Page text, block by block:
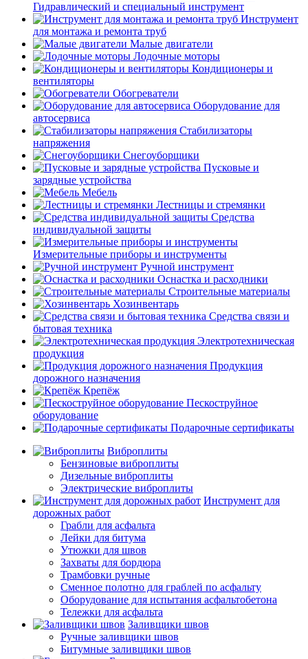
Гидравлический и специальный инструмент
Инструмент
для монтажа и ремонта труб
Малые двигатели
Лодочные моторы
Кондиционеры и
вентиляторы
Обогреватели
Оборудование для
автосервиса
Стабилизаторы
напряжения
Снегоуборщики
Пусковые и
зарядные устройства
Мебель
Лестницы и стремянки
Средства
индивидуальной защиты
Измерительные приборы и инструменты
Ручной инструмент
Оснастка и расходники
Строительные материалы
Хозинвентарь
Средства связи и
бытовая техника
Электротехническая
продукция
Продукция
дорожного назначения
Крепёж
Пескоструйное
оборудование
Подарочные сертификаты
Виброплиты
Бензиновые виброплиты
Дизельные виброплиты
Электрические виброплиты
Инструмент для
дорожных работ
Грабли для асфальта
Лейки для битума
Утюжки для швов
Захваты для бордюра
Трамбовки ручные
Сменное полотно для граблей по асфальту
Оборудование для испытания асфальтобетона
Тележки для асфальта
Заливщики швов
Ручные заливщики швов
Битумные заливщики швов